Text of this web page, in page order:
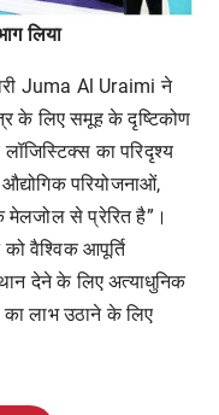
लिया
Juma Al Uraimi ने
के लिए समूह के दृष्टिकोण
का परिदृश्य
परियोजनाओं,
मेलजोल से प्रेरित है”।
वैश्विक आपूर्ति
देने के लिए अत्याधुनिक
लाभ उठाने के लिए